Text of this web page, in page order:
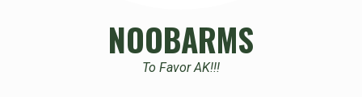
NOOBARMS
To Favor AK!!!